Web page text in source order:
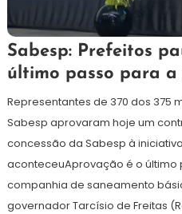
22
de
maio
de
2024
Redação
Sabesp: Prefeitos
último passo para
Representantes de 370 dos 375
Sabesp aprovaram hoje um
concessão da Sabesp à
aconteceuAprovação é o
companhia de saneamento
governador Tarcísio de Freitas